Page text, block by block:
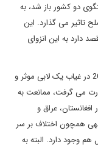
دو کشور باز شد، به
تاثیر می گذارد. این
دارد به این انزوای
از بهبود روابط میان ایالات متحده و ایران از سال 2003 در غیاب یک لابی موثر و
می گرفت، ممانعت به
عراق و
همچون اختلاف بر سر
وجود دارد. البته به